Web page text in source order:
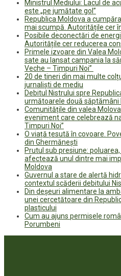
Ministrul Mediului: Lacul de
este „pe jumătate gol”
Republica Moldova a
mai scumpă. Autoritățile cer
Posibile deconectări de
Autoritățile cer reducerea
Primele izvoare din Valea
sate au lansat campania la
Veche – Timpuri Noi”
20 de tineri din mai multe
jurnaliști de mediu
Debitul Nistrului spre
următoarele două săptămâni
Comunitățile din valea
eveniment care celebrează
Timpuri Noi”
O viață țesută în covoare.
din Ghermănești
Prutul sub presiune:
afectează unul dintre mai
Moldova
Guvernul a stare de alertă
contextul scăderii debitului
Din deșeuri alimentare la
unei cercetătoare din
plasticului
Cum au ajuns permisele
Porumbeni